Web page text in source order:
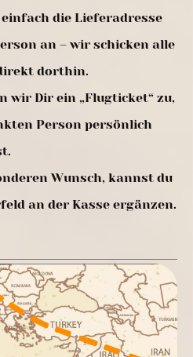
die Lieferadresse
an – wir schicken alle
dorthin.
wir Dir ein „Flugticket“ zu,
Person persönlich
Wunsch, kannst du
an der Kasse ergänzen.